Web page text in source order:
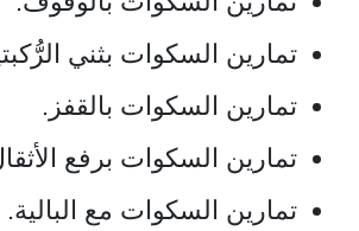
تمارين السكوات بثني
تمارين السكوات بالقفز.
تمارين السكوات برفع
تمارين السكوات مع البالية.